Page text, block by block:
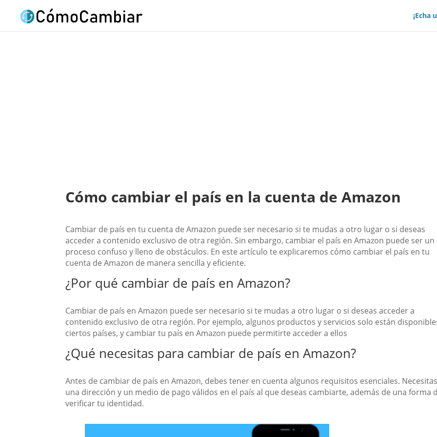
¡Echa
Cómo cambiar el país en la cuenta de Amazon
Cambiar de país en tu cuenta de Amazon puede ser necesario si te mudas a otro lugar o si deseas
acceder a contenido exclusivo de otra región. Sin embargo, cambiar el país en Amazon puede ser un
proceso confuso y lleno de obstáculos. En este artículo te explicaremos cómo cambiar el país en tu
cuenta de Amazon de manera sencilla y eficiente.
¿Por qué cambiar de país en Amazon?
Cambiar de país en Amazon puede ser necesario si te mudas a otro lugar o si deseas acceder a
contenido exclusivo de otra región. Por ejemplo, algunos productos y servicios solo están
ciertos países, y cambiar tu país en Amazon puede permitirte acceder a ellos
¿Qué necesitas para cambiar de país en Amazon?
Antes de cambiar de país en Amazon, debes tener en cuenta algunos requisitos esenciales.
una dirección y un medio de pago válidos en el país al que deseas cambiarte, además de una forma
verificar tu identidad.